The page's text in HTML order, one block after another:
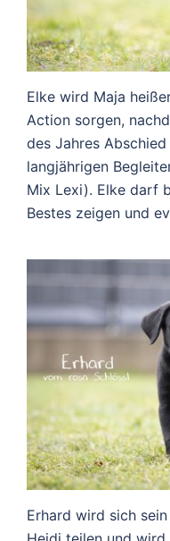
Elke wird Maja
Action sorgen,
des Jahres
langjährigen
Mix Lexi). Elke darf
Bestes zeigen und
Erhard wird sich